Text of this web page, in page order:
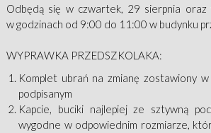
Odbędą się w czwartek, 29 sierpnia oraz
w godzinach od 9:00 do 11:00 w budynku
WYPRAWKA PRZEDSZKOLAKA:
Komplet ubrań na zmianę zostawiony
podpisanym
Kapcie, buciki najlepiej ze sztywną
wygodne w odpowiednim rozmiarze,